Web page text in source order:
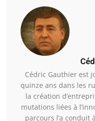
Cédric Gauthier est
quinze ans dans les
la création
mutations liées à
parcours l’a conduit